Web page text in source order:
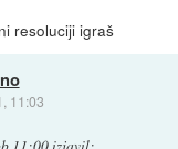
resoluciji igraš
11:03